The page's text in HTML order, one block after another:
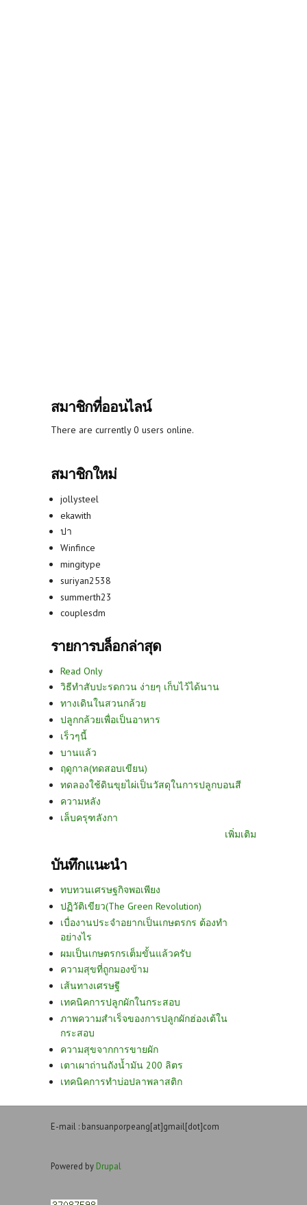
สมาชิกที่ออนไลน์
There are currently 0 users online.
สมาชิกใหม่
jollysteel
ekawith
ปา
Winfince
mingitype
suriyan2538
summerth23
couplesdm
รายการบล็อกล่าสุด
Read Only
วิธีทำสับปะรดกวน ง่ายๆ เก็บไว้ได้นาน
ทางเดินในสวนกล้วย
ปลูกกล้วยเพื่อเป็นอาหาร
เร็วๆนี้
บานแล้ว
ฤดูกาล(ทดสอบเขียน)
ทดลองใช้ดินขุยไผ่เป็นวัสดุในการปลูกบอนสี
ความหลัง
เล็บครุฑลังกา
เพิ่มเติม
บันทึกแนะนำ
ทบทวนเศรษฐกิจพอเพียง
ปฏิวัติเขียว(The Green Revolution)
เบื่องานประจำอยากเป็นเกษตรกร ต้องทำ
อย่างไร
ผมเป็นเกษตรกรเต็มขั้นแล้วครับ
ความสุขที่ถูกมองข้าม
เส้นทางเศรษฐี
เทคนิคการปลูกผักในกระสอบ
ภาพความสำเร็จของการปลูกผักฮ่องเต้ใน
กระสอบ
ความสุขจากการขายผัก
เตาเผาถ่านถังน้ำมัน 200 ลิตร
เทคนิคการทำบ่อปลาพลาสติก
E-mail : bansuanporpeang[at]gmail[dot]com
Powered by Drupal